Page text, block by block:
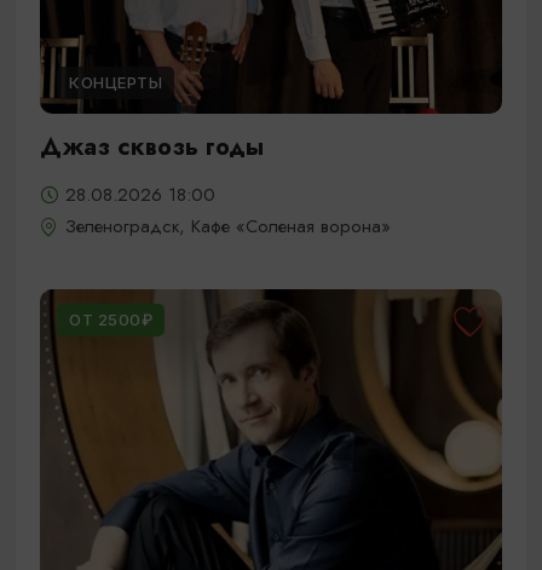
КОНЦЕРТЫ
Джаз сквозь годы
28.08.2026 18:00
Зеленоградск, Кафе «Соленая ворона»
ОТ 2500₽